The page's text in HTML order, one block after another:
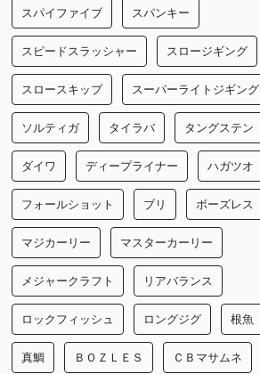
スパイファイブ スパンキー
スピードスラッシャー スロージギング
スロースキップ スーパーライトジギング
ソルティガ タイラバ タングステン
ダイワ ディープライナー ハガツオ
フォールショット ブリ ボーズレス
マジカーリー マスターカーリー
メジャークラフト リアバランス
ロックフィッシュ ロングジグ 根魚
真鯛 ＢＯＺＬＥＳ ＣＢマサムネ